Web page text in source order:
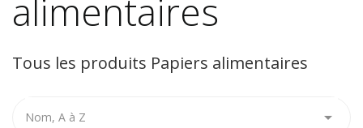
alimentaires
Tous les produits Papiers alimentaires
Nom, A à Z 